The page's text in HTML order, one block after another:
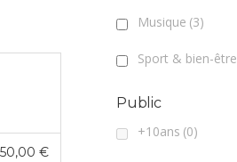
€
Musique (3)
Sport & bien-être
Public
+10ans (0)